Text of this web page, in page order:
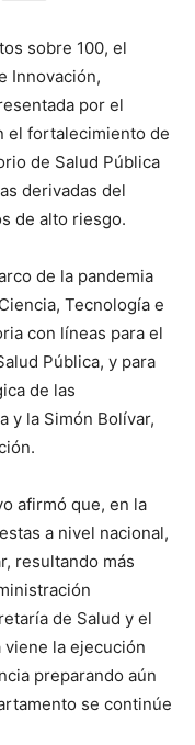
sobre 100, el
Innovación,
por el
el fortalecimiento de
de Salud Pública
derivadas del
de alto riesgo.
de la pandemia
Tecnología e
con líneas para el
Pública, y para
de las
y la Simón Bolívar,
afirmó que, en la
a nivel nacional,
resultando más
de Salud y el
viene la ejecución
preparando aún
se continúe